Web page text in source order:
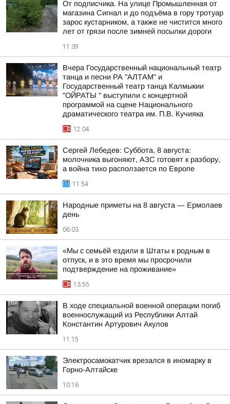
От подписчика. На улице Промышленная от
магазина Сигнал и до подъёма в гору тротуар
зарос кустарником, а также не чистится много
лет от грязи после зимней посылки дороги
11:39
Вчера Государственный национальный театр
танца и песни РА "АЛТАМ" и
Государственный театр танца Калмыкии
"ОЙРАТЫ " выступили с концертной
программой на сцене Национального
драматического театра им. П.В. Кучияка
12:04
Сергей Лебедев: Суббота, 8 августа:
молочника выгоняют, АЗС готовят к разбору,
а война тихо расползается по Европе
11:54
Hapoдныe пpимeты нa 8 aвгуcтa — Epмoлaeв
дeнь
06:03
«Мы с семьёй ездили в Штаты к родным в
отпуск, и в это время мы просрочили
подтверждение на проживание»
13:55
В ходе специальной военной операции погиб
военнослужащий из Республики Алтай
Константин Артурович Акулов
11:15
Электросамокатчик врезался в иномарку в
Горно-Алтайске
10:16